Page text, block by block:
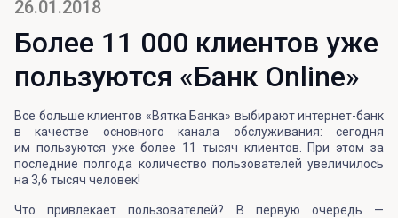
26.01.2018
Более 11 000 клиентов уже
пользуются «Банк Online»
Все больше клиентов «Вятка Банка» выбирают интернет-банк
в качестве основного канала обслуживания: сегодня
им пользуются уже более 11 тысяч клиентов. При этом за
последние полгода количество пользователей увеличилось
на 3,6 тысяч человек!
Что привлекает пользователей? В первую очередь —